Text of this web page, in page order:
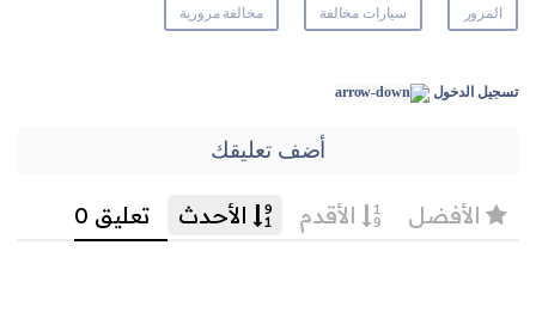
المرور سيارات مخالفة مخالفة مرورية
تسجيل الدخول
أضف تعليقك